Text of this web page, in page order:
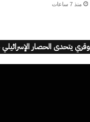
منذ 7 ساعات
يتحدى الحصار الإسرائيلي